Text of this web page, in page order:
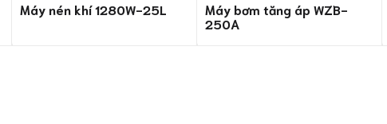
Máy nén khí 1280W-25L
Máy bơm tăng áp WZB-
250A